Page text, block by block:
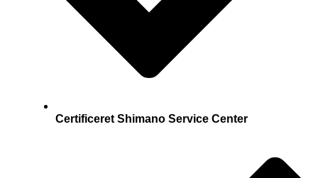
Certificeret Shimano Service Center